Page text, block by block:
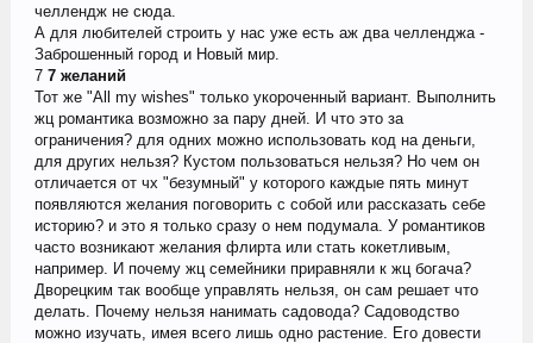
челлендж не сюда.
А для любителей строить у нас уже есть аж два челленджа -
Заброшенный город и Новый мир.
7 7 желаний
Тот же "All my wishes" только укороченный вариант. Выполнить
жц романтика возможно за пару дней. И что это за
ограничения? для одних можно использовать код на деньги,
для других нельзя? Кустом пользоваться нельзя? Но чем он
отличается от чх "безумный" у которого каждые пять минут
появляются желания поговорить с собой или рассказать себе
историю? и это я только сразу о нем подумала. У романтиков
часто возникают желания флирта или стать кокетливым,
например. И почему жц семейники приравняли к жц богача?
Дворецким так вообще управлять нельзя, он сам решает что
делать. Почему нельзя нанимать садовода? Садоводство
можно изучать, имея всего лишь одно растение. Его довести